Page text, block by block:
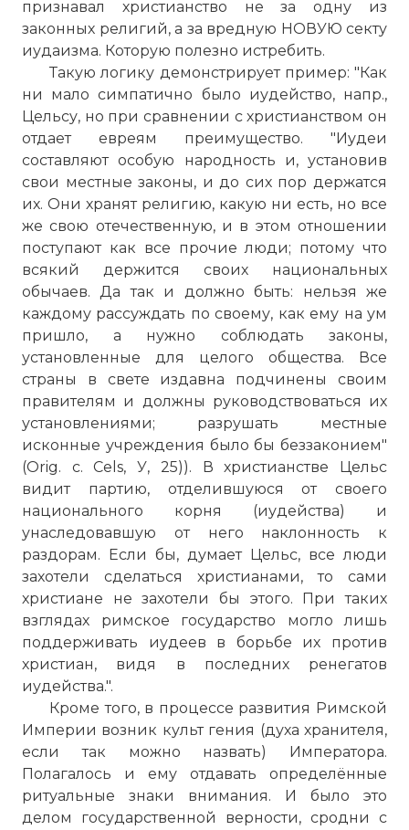
признавал христианство не за одну из
законных религий, а за вредную НОВУЮ секту
иудаизма. Которую полезно истребить.
Такую логику демонстрирует пример: "Как
ни мало симпатично было иудейство, напр.,
Цельсу, но при сравнении с христианством он
отдает евреям преимущество. "Иудеи
составляют особую народность и, установив
свои местные законы, и до сих пор держатся
их. Они хранят религию, какую ни есть, но все
же свою отечественную, и в этом отношении
поступают как все прочие люди; потому что
всякий держится своих национальных
обычаев. Да так и должно быть: нельзя же
каждому рассуждать по своему, как ему на ум
пришло, а нужно соблюдать законы,
установленные для целого общества. Все
страны в свете издавна подчинены своим
правителям и должны руководствоваться их
установлениями; разрушать местные
исконные учреждения было бы беззаконием"
(Orig. с. Cels, У, 25)). В христианстве Цельс
видит партию, отделившуюся от своего
национального корня (иудейства) и
унаследовавшую от него наклонность к
раздорам. Если бы, думает Цельс, все люди
захотели сделаться христианами, то сами
христиане не захотели бы этого. При таких
взглядах римское государство могло лишь
поддерживать иудеев в борьбе их против
христиан, видя в последних ренегатов
иудейства.".
Кроме того, в процессе развития Римской
Империи возник культ гения (духа хранителя,
если так можно назвать) Императора.
Полагалось и ему отдавать определённые
ритуальные знаки внимания. И было это
делом государственной верности, сродни с